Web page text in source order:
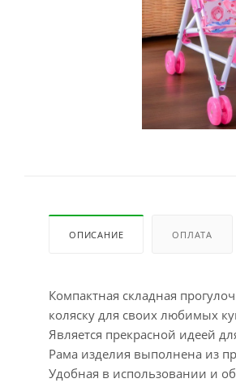
ОПИСАНИЕ ОПЛАТА
Компактная складная
коляску для своих любимых
Является прекрасной идеей
Рама изделия выполнена из
Удобная в использовании и